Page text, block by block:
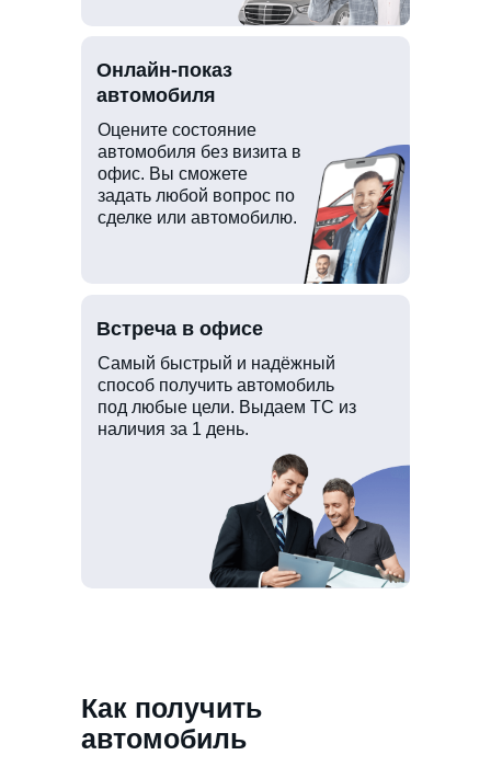
Оцените состояние
автомобиля без визита в
офис. Вы сможете
задать любой вопрос по
сделке или автомобилю.
Самый быстрый и надёжный
способ получить автомобиль
под любые цели. Выдаем ТС из
наличия за 1 день.
Онлайн-показ
автомобиля
Встреча в офисе
Как получить
автомобиль